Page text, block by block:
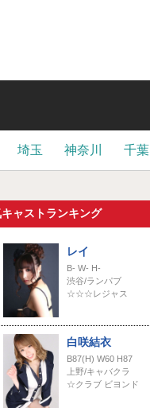
埼玉 神奈川 千葉
キャストランキング
レイ
B- W- H-
渋谷/ランパブ
☆☆☆レジャス
白咲結衣
B87(H) W60 H87
上野/キャバクラ
☆クラブ ビヨンド